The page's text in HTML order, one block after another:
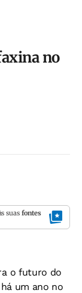
no
suas fontes
o futuro do
um ano no